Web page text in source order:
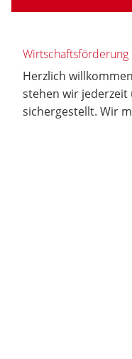
Wirtschaftsförderung
Herzlich
stehen wir jederzeit
sichergestellt. Wir